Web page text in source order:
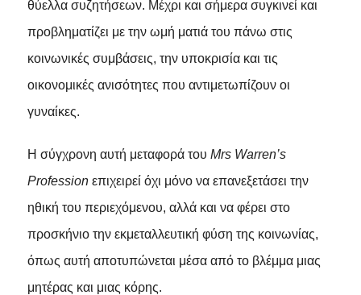
θύελλα συζητήσεων. Μέχρι και σήμερα συγκινεί και
προβληματίζει με την ωμή ματιά του πάνω στις
κοινωνικές συμβάσεις, την υποκρισία και τις
οικονομικές ανισότητες που αντιμετωπίζουν οι
γυναίκες.
Η σύγχρονη αυτή μεταφορά του Mrs Warren’s
Professionεπιχειρεί όχι μόνο να επανεξετάσει την
ηθική του περιεχόμενου, αλλά και να φέρει στο
προσκήνιο την εκμεταλλευτική φύση της κοινωνίας,
όπως αυτή αποτυπώνεται μέσα από το βλέμμα μιας
μητέρας και μιας κόρης.